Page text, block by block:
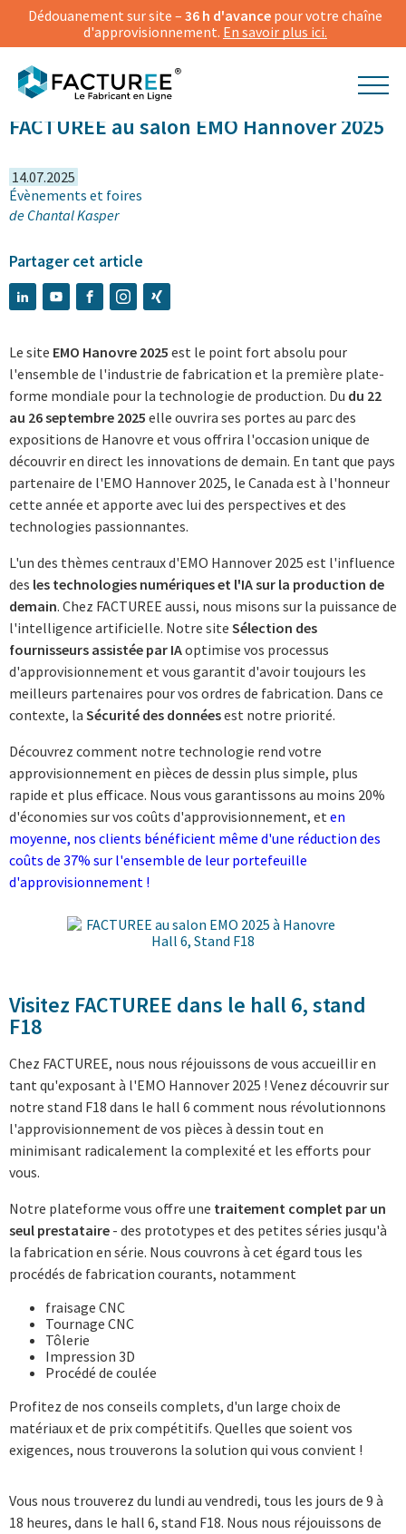
Dédouanement sur site – 36 h d'avance pour votre chaîne
d'approvisionnement. En savoir plus ici.
FACTUREE au salon EMO Hannover 2025
14.07.2025
Évènements et foires
de Chantal Kasper
Partager cet article
Le site EMO Hanovre 2025 est le point fort absolu pour
l'ensemble de l'industrie de fabrication et la première plate-
forme mondiale pour la technologie de production. Du du 22
au 26 septembre 2025 elle ouvrira ses portes au parc des
expositions de Hanovre et vous offrira l'occasion unique de
découvrir en direct les innovations de demain. En tant que pays
partenaire de l'EMO Hannover 2025, le Canada est à l'honneur
cette année et apporte avec lui des perspectives et des
technologies passionnantes.
L'un des thèmes centraux d'EMO Hannover 2025 est l'influence
des les technologies numériques et l'IA sur la production de
demain. Chez FACTUREE aussi, nous misons sur la puissance de
l'intelligence artificielle. Notre site Sélection des
fournisseurs assistée par IAoptimise vos processus
d'approvisionnement et vous garantit d'avoir toujours les
meilleurs partenaires pour vos ordres de fabrication. Dans ce
contexte, la Sécurité des donnéesest notre priorité.
Découvrez comment notre technologie rend votre
approvisionnement en pièces de dessin plus simple, plus
rapide et plus efficace. Nous vous garantissons au moins 20%
d'économies sur vos coûts d'approvisionnement, et en
moyenne, nos clients bénéficient même d'une réduction des
coûts de 37% sur l'ensemble de leur portefeuille
d'approvisionnement !
Visitez FACTUREE dans le hall 6, stand
F18
Chez FACTUREE, nous nous réjouissons de vous accueillir en
tant qu'exposant à l'EMO Hannover 2025 ! Venez découvrir sur
notre stand F18 dans le hall 6 comment nous révolutionnons
l'approvisionnement de vos pièces à dessin tout en
minimisant radicalement la complexité et les efforts pour
vous.
Notre plateforme vous offre une traitement complet par un
seul prestataire - des prototypes et des petites séries jusqu'à
la fabrication en série. Nous couvrons à cet égard tous les
procédés de fabrication courants, notamment
fraisage CNC
Tournage CNC
Tôlerie
Impression 3D
Procédé de coulée
Profitez de nos conseils complets, d'un large choix de
matériaux et de prix compétitifs. Quelles que soient vos
exigences, nous trouverons la solution qui vous convient !
Vous nous trouverez du lundi au vendredi, tous les jours de 9 à
18 heures, dans le hall 6, stand F18. Nous nous réjouissons de